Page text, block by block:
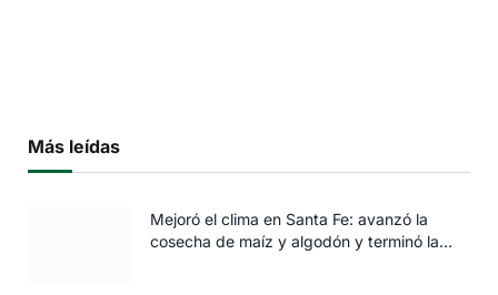
Más leídas
Mejoró el clima en Santa Fe: avanzó la
cosecha de maíz y algodón y terminó la